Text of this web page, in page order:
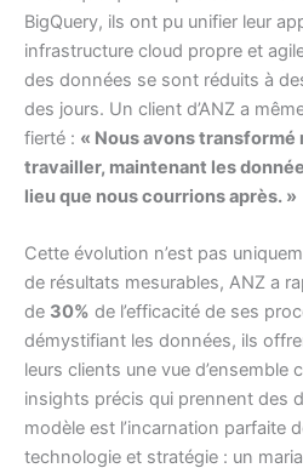
BigQuery, ils ont pu unifier leur
infrastructure cloud propre et
des données se sont réduits à
des jours. Un client d’ANZ a
fierté : « Nous avons transformé
travailler, maintenant les
lieu que nous courrions après. »
Cette évolution n’est pas
de résultats mesurables, ANZ a
de 30% de l’efficacité de ses
démystifiant les données, ils
leurs clients une vue d’ensemble
insights précis qui prennent des
modèle est l’incarnation parfaite
technologie et stratégie : un